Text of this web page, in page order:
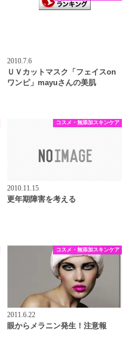
2010.7.6
ＵＶカットマスク「フェイスon
ワンピ」mayuさんの美肌
コスメ・無添加スキンケア
2010.11.15
更年期障害を考える
コスメ・無添加スキンケア
2011.6.22
眼からメラニン発生！注意報